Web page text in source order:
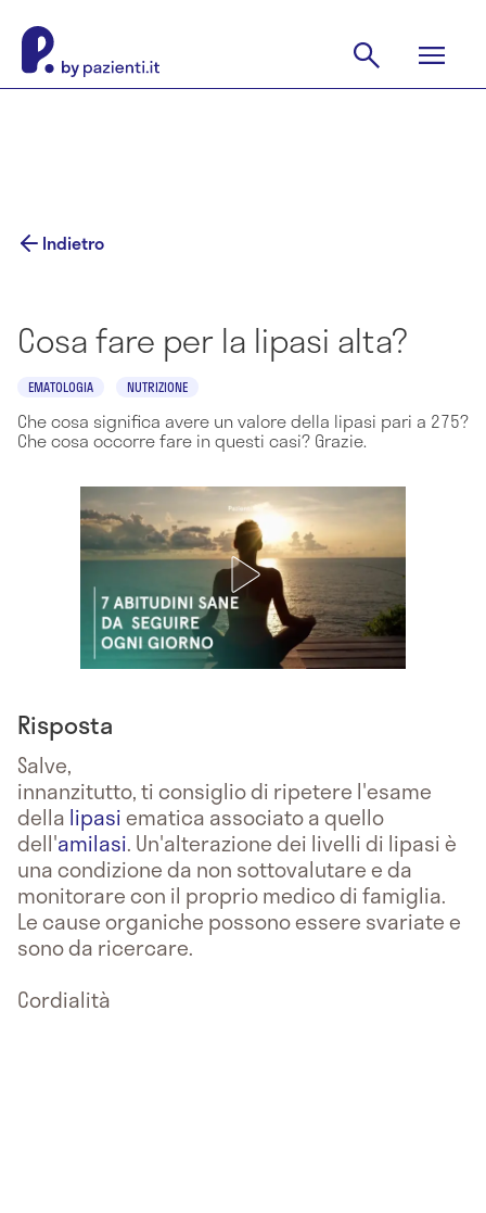
Indietro
Cosa fare per la lipasi alta?
EMATOLOGIA NUTRIZIONE
Che cosa significa avere un valore della lipasi pari a 275?
Che cosa occorre fare in questi casi? Grazie.
Risposta
Salve,
innanzitutto, ti consiglio di ripetere l'esame
della lipasiematica associato a quello
dell'amilasi. Un'alterazione dei livelli di lipasi è
una condizione da non sottovalutare e da
monitorare con il proprio medico di famiglia.
Le cause organiche possono essere svariate e
sono da ricercare.
Cordialità